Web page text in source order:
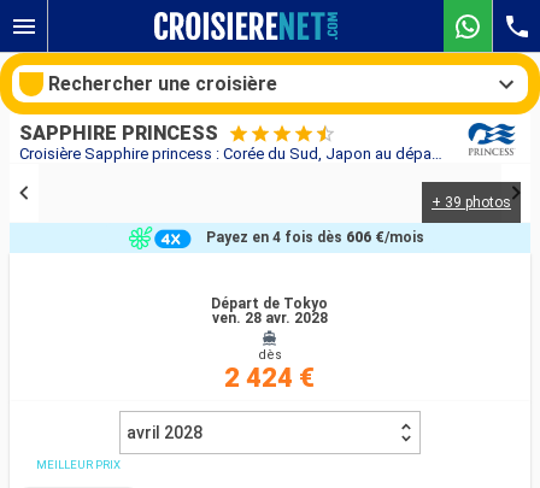
Croisière Sapphire princess : Corée du Sud, Japon au départ de Tokyo
SAPPHIRE PRINCESS
+ 39 photos
Départ de Tokyo
ven. 28 avr. 2028
dès
2 424 €
Payez en 4 fois dès 606 €/mois
avril 2028
MEILLEUR PRIX
Rechercher une croisière
Compagnies
Rechercher